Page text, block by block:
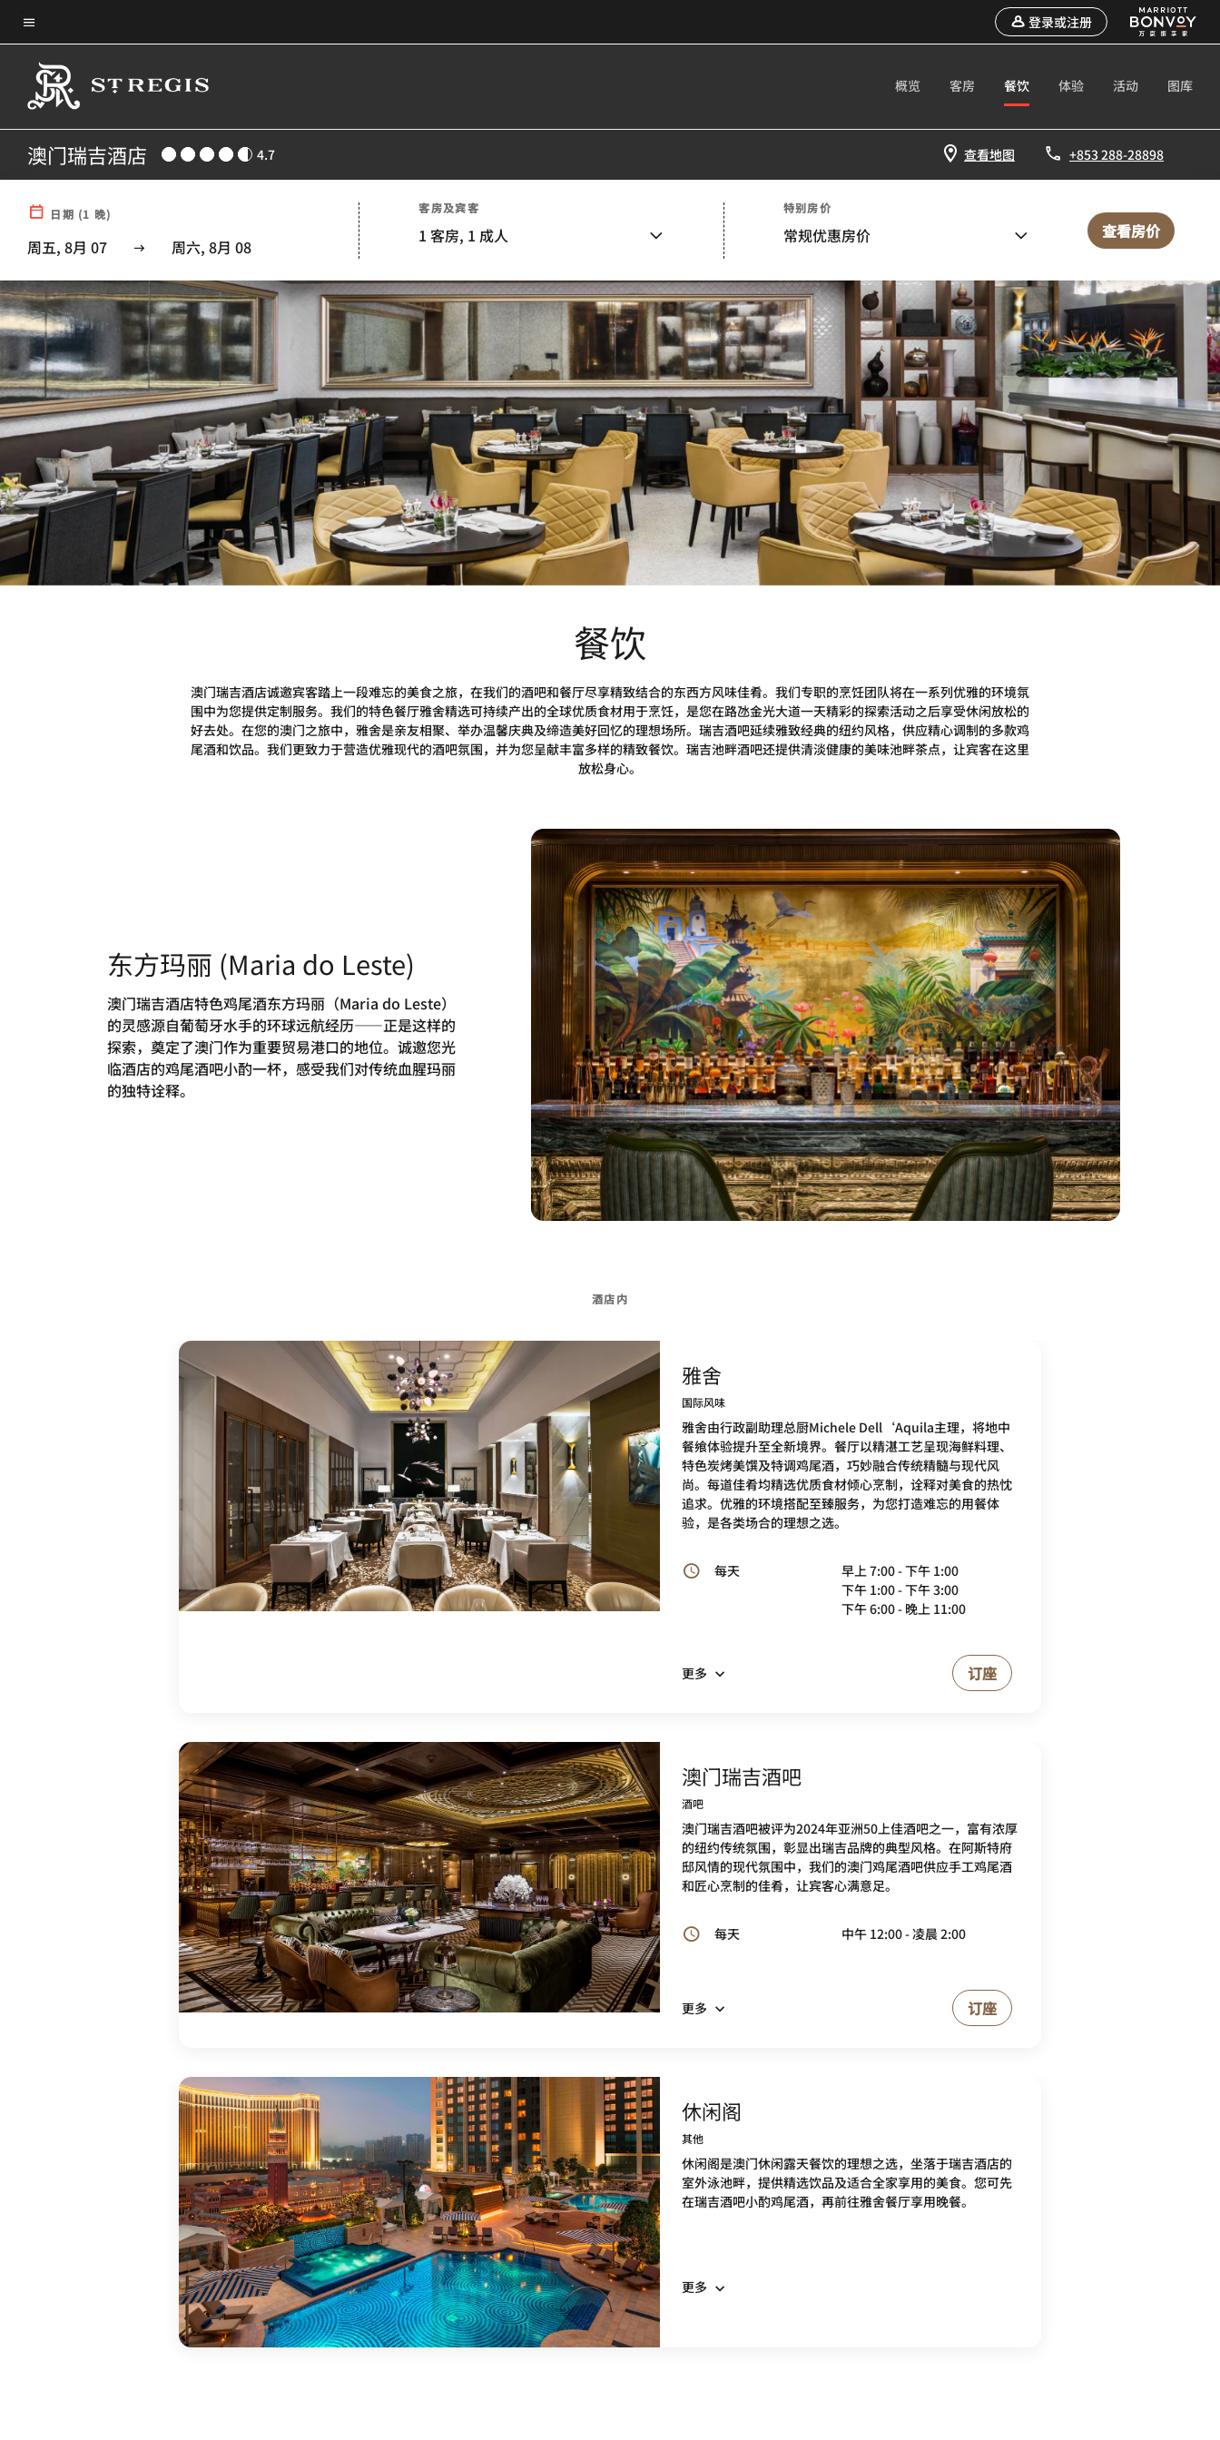
Skip
to
main
content
菜单文本
登录或注册
概览 客房 餐饮 体验 活动 图库
澳门瑞吉酒店 4.7 查看地图 +853 288-28898
日期 (1 晚)
周五, 8月 07 周六, 8月 08
客房及宾客
1 客房, 1 成人
特别房价
常规优惠房价 查看房价
餐饮
澳门瑞吉酒店诚邀宾客踏上一段难忘的美食之旅，在我们的酒吧和餐厅尽享精致结合的东西方风味佳肴。我们专职的烹饪团队将在一系列优雅的环境氛
围中为您提供定制服务。我们的特色餐厅雅舍精选可持续产出的全球优质食材用于烹饪，是您在路氹金光大道一天精彩的探索活动之后享受休闲放松的
好去处。在您的澳门之旅中，雅舍是亲友相聚、举办温馨庆典及缔造美好回忆的理想场所。瑞吉酒吧延续雅致经典的纽约风格，供应精心调制的多款鸡
尾酒和饮品。我们更致力于营造优雅现代的酒吧氛围，并为您呈献丰富多样的精致餐饮。瑞吉池畔酒吧还提供清淡健康的美味池畔茶点，让宾客在这里
放松身心。
东方玛丽 (Maria do Leste)
澳门瑞吉酒店特色鸡尾酒东方玛丽（Maria do Leste）
的灵感源自葡萄牙水手的环球远航经历——正是这样的
探索，奠定了澳门作为重要贸易港口的地位。诚邀您光
临酒店的鸡尾酒吧小酌一杯，感受我们对传统血腥玛丽
的独特诠释。
酒店内
雅舍
国际风味
雅舍由行政副助理总厨Michele Dell‘Aquila主理，将地中
餐飨体验提升至全新境界。餐厅以精湛工艺呈现海鲜料理、
特色炭烤美馔及特调鸡尾酒，巧妙融合传统精髓与现代风
尚。每道佳肴均精选优质食材倾心烹制，诠释对美食的热忱
追求。优雅的环境搭配至臻服务，为您打造难忘的用餐体
验，是各类场合的理想之选。
每天
早上 7:00 - 下午 1:00
下午 1:00 - 下午 3:00
下午 6:00 - 晚上 11:00
更多 订座
澳门瑞吉酒吧
酒吧
澳门瑞吉酒吧被评为2024年亚洲50上佳酒吧之一，富有浓厚
的纽约传统氛围，彰显出瑞吉品牌的典型风格。在阿斯特府
邸风情的现代氛围中，我们的澳门鸡尾酒吧供应手工鸡尾酒
和匠心烹制的佳肴，让宾客心满意足。
每天 中午 12:00 - 凌晨 2:00
更多 订座
休闲阁
其他
休闲阁是澳门休闲露天餐饮的理想之选，坐落于瑞吉酒店的
室外泳池畔，提供精选饮品及适合全家享用的美食。您可先
在瑞吉酒吧小酌鸡尾酒，再前往雅舍餐厅享用晚餐。
更多